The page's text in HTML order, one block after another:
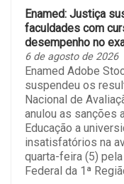
Enamed: Justiça
faculdades com
desempenho no
6 de agosto de 2026
Enamed Adobe
suspendeu os
Nacional de
anulou as sanções
Educação a
insatisfatórios na
quarta-feira (5)
Federal da 1ª